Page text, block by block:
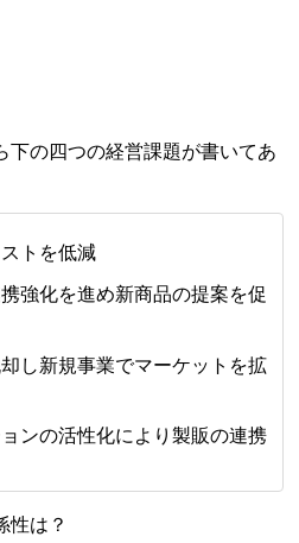
下の四つの経営課題が書いてあ
トを低減
強化を進め新商品の提案を促
し新規事業でマーケットを拡
ンの活性化により製販の連携
性は？